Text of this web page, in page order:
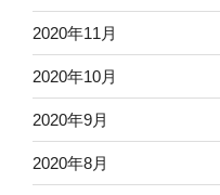
2020年11月
2020年10月
2020年9月
2020年8月